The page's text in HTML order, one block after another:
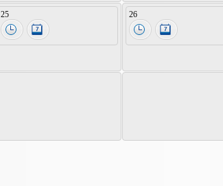
25 26